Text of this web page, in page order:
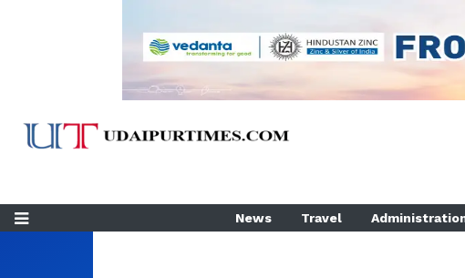
News Travel